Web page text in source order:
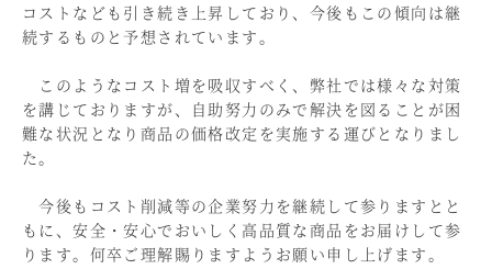
コストなども引き続き上昇しており、今後もこの傾向は継
続するものと予想されています。
このようなコスト増を吸収すべく、弊社では様々な対策
を講じておりますが、自助努力のみで解決を図ることが困
難な状況となり商品の価格改定を実施する運びとなりまし
た。
今後もコスト削減等の企業努力を継続して参りますとと
もに、安全・安心でおいしく高品質な商品をお届けして参
ります。何卒ご理解賜りますようお願い申し上げます。